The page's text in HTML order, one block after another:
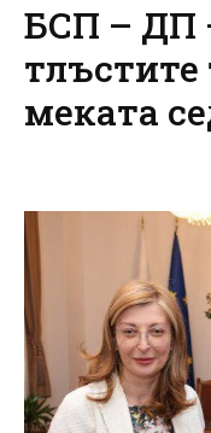
БСП – ДП
меката